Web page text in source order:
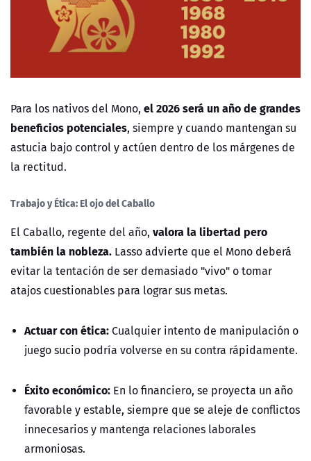
Para los nativos del Mono, el 2026 será un año de grandes
beneficios potenciales, siempre y cuando mantengan su
astucia bajo control y actúen dentro de los márgenes de
la rectitud.
Trabajo y Ética: El ojo del Caballo
El Caballo, regente del año, valora la libertad pero
también la nobleza. Lasso advierte que el Mono deberá
evitar la tentación de ser demasiado "vivo" o tomar
atajos cuestionables para lograr sus metas.
Actuar con ética:Cualquier intento de manipulación o
juego sucio podría volverse en su contra rápidamente.
Éxito económico: En lo financiero, se proyecta un año
favorable y estable, siempre que se aleje de conflictos
innecesarios y mantenga relaciones laborales
armoniosas.